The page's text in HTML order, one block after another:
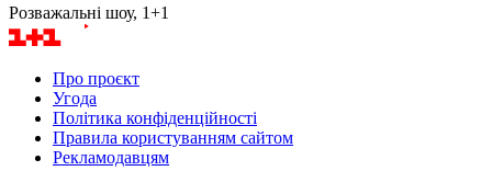
Розважальні шоу, 1+1
Про проєкт
Угода
Політика конфіденційності
Правила користуванням сайтом
Рекламодавцям